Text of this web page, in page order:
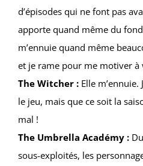
d’épisodes qui ne font pas
apporte quand même du
m’ennuie quand même
et je rame pour me motiver à
The Witcher :Elle m’ennuie.
le jeu, mais que ce soit la
mal !
The Umbrella Académy :
sous-exploités, les